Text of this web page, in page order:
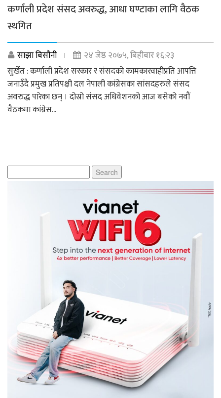
कर्णाली प्रदेश संसद अवरुद्ध, आधा घण्टाका लागि वैठक
स्थगित
साझा बिसौनी
२४ जेष्ठ २०७५, बिहीबार १६:२३
सुर्खेत : कर्णाली प्रदेश सरकार र संसदको कामकारवाहीप्रति आपत्ति
जनाउँदै प्रमुख प्रतिपक्षी दल नेपाली कांग्रेसका सांसदहरुले संसद
अवरुद्ध पारेका छन् । दोस्रो संसद अधिवेशनको आज बसेको नवौं
वैठकमा कांग्रेस...
for: